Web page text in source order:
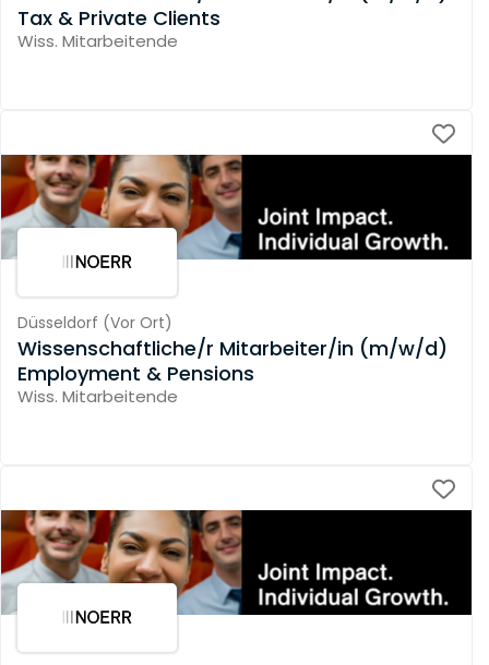
Tax & Private Clients
Wiss. Mitarbeitende
Düsseldorf (Vor Ort)
Wissenschaftliche/r Mitarbeiter/in (m/w/d)
Employment & Pensions
Wiss. Mitarbeitende